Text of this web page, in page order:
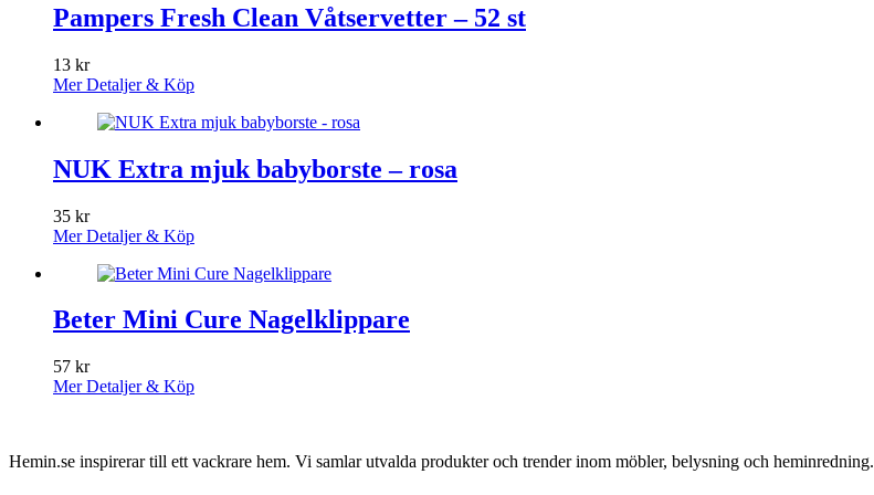
Pampers Fresh Clean Våtservetter – 52 st
13 kr
Mer Detaljer & Köp
NUK Extra mjuk babyborste – rosa
35 kr
Mer Detaljer & Köp
Beter Mini Cure Nagelklippare
57 kr
Mer Detaljer & Köp
Hemin.se inspirerar till ett vackrare hem. Vi samlar utvalda produkter och trender inom möbler, belysning och heminredning.